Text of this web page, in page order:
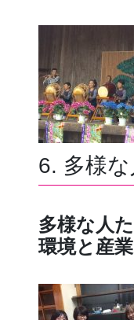
6. 多様
多様な人
環境と産